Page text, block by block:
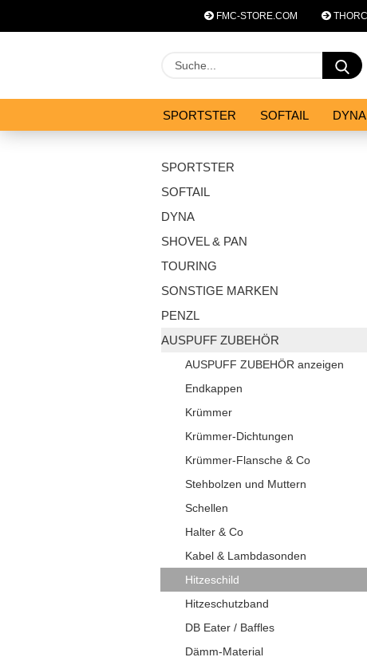
FMC-STORE.COM
SPORTSTER SOFTAIL DYNA
SPORTSTER
SOFTAIL
DYNA
SHOVEL & PAN
TOURING
SONSTIGE MARKEN
PENZL
AUSPUFF ZUBEHÖR
AUSPUFF ZUBEHÖR anzeigen
Endkappen
Krümmer
Krümmer-Dichtungen
Krümmer-Flansche & Co
Stehbolzen und Muttern
Schellen
Halter & Co
Kabel & Lambdasonden
Hitzeschild
Hitzeschutzband
DB Eater / Baffles
Dämm-Material